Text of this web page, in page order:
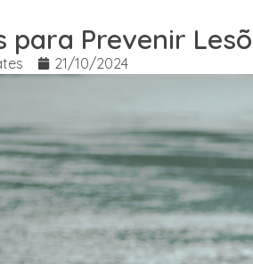
para Prevenir
21/10/2024